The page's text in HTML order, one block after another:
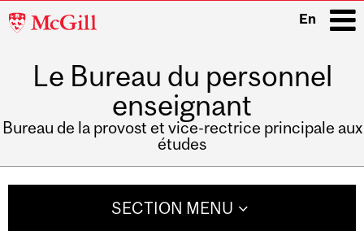
McGill
En
Le Bureau du personnel
enseignant
Bureau de la provost et vice-rectrice principale aux
études
SECTION MENU